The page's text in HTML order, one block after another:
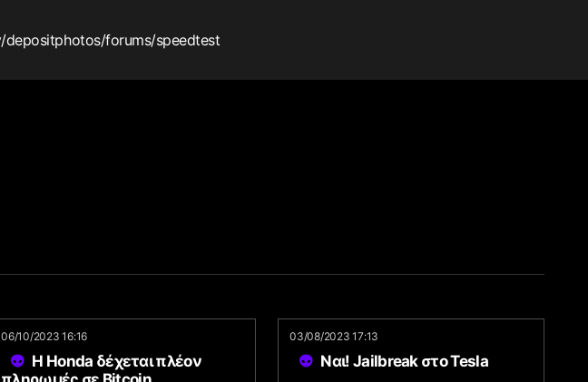
/depositphotos/forums/speedtest
06/10/2023 16:16
Η Honda δέχεται πλέον
03/08/2023 17:13
Ναι! Jailbreak στο Tesla